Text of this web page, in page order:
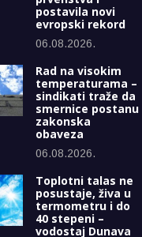
postavila novi
evropski rekord
06.08.2026.
Rad na visokim
temperaturama –
sindikati traže da
smernice postanu
zakonska
obaveza
06.08.2026.
Toplotni talas ne
posustaje, živa u
termometru i do
40 stepeni –
vodostaj Dunava